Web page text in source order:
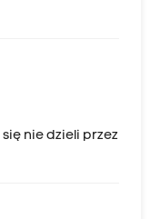
nie dzieli przez